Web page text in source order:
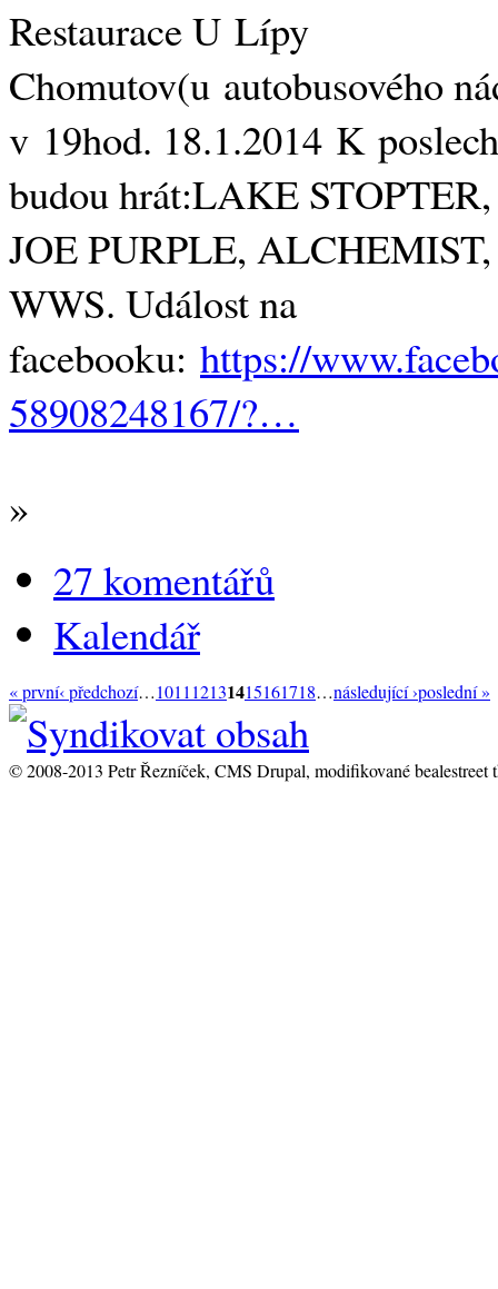
Restaurace U Lípy
Chomutov(u autobusového
v 19hod. 18.1.2014 K
budou hrát:LAKE
JOE PURPLE,
WWS. Událost na
facebooku: https://
58908248167/?…
»
27 komentářů
Kalendář
« první‹ předchozí…1011 12131415161718…následující ›poslední »
© 2008-2013 Petr Řezníček, CMS Drupal, modifikované bealestreet